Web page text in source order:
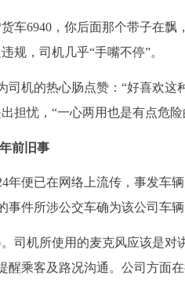
车6940，你后面那个带子在飘
，司机几乎“手嘴不停”。
机的热心肠点赞：“好喜欢这
担忧，“一心两用也是有点危险
前旧事
年便已在网络上流传，事发车
件所涉公交车确为该公司车
司机所使用的麦克风应该是对
醒乘客及路况沟通。公司方面